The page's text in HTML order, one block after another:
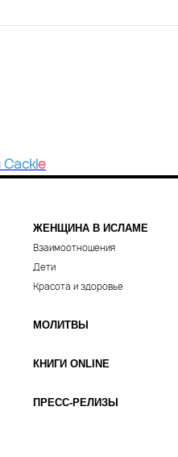
Cackle
ЖЕНЩИНА В ИСЛАМЕ
Взаимоотношения
Дети
Красота и здоровье
МОЛИТВЫ
КНИГИ ONLINE
ПРЕСС-РЕЛИЗЫ